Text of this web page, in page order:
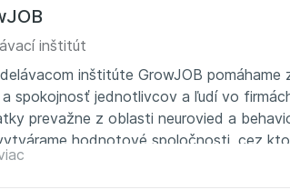
inštitút
inštitúte GrowJOB
spokojnosť jednotlivcov a ľudí vo
prevažne z oblasti neurovied a
hodnotové spoločnosti, cez